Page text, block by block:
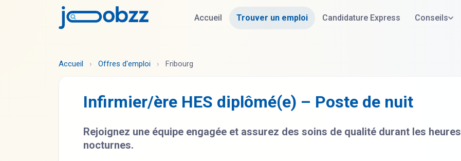
Accueil Trouver un emploi Candidature Express Conseils
Accueil › Offres d'emploi › Fribourg
Infirmier/ère HES diplômé(e) – Poste de nuit
Rejoignez une équipe engagée et assurez des soins de qualité durant les heures
nocturnes.